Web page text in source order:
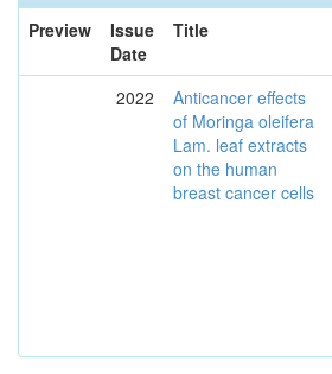
Preview
Issue
Date
Title
2022
Anticancer effects
of Moringa oleifera
Lam. leaf extracts
on the human
breast cancer cells